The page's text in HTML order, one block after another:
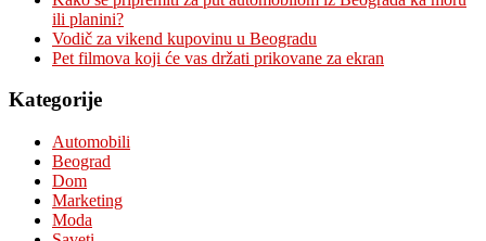
ili planini?
Vodič za vikend kupovinu u Beogradu
Pet filmova koji će vas držati prikovane za ekran
Kategorije
Automobili
Beograd
Dom
Marketing
Moda